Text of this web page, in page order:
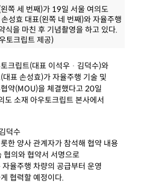
쪽 세 번째)가 19일 서울 여의도
성효 대표(왼쪽 네 번째)와 자율주행
식을 마친 후 기념촬영을 하고 있다.
토크립트 제공)
크립트(대표 이석우ᆞ김덕수)와
표 손성효)가 자율주행 기술 및
약(MOU)을 체결했다고 20일
소재 아우토크립트 본사에서
덕수
한 양사 관계자가 참석해 협약 내용
협의와 협약서 서명으로
율주행 차량의 공급부터 운영
협력할 예정이다.